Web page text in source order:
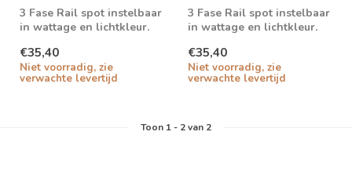
3 Fase Rail spot instelbaar
in wattage en lichtkleur.
€35,40
Niet voorradig, zie
verwachte levertijd
3 Fase Rail spot instelbaar
in wattage en lichtkleur.
€35,40
Niet voorradig, zie
verwachte levertijd
Toon 1- 2van 2